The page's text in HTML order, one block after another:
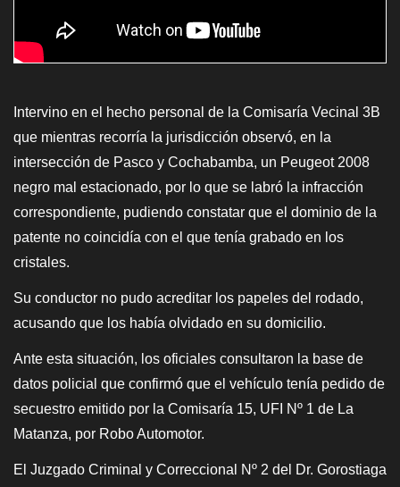
Intervino en el hecho personal de la Comisaría Vecinal 3B
que mientras recorría la jurisdicción observó, en la
intersección de Pasco y Cochabamba, un Peugeot 2008
negro mal estacionado, por lo que se labró la infracción
correspondiente, pudiendo constatar que el dominio de la
patente no coincidía con el que tenía grabado en los
cristales.
Su conductor no pudo acreditar los papeles del rodado,
acusando que los había olvidado en su domicilio.
Ante esta situación, los oficiales consultaron la base de
datos policial que confirmó que el vehículo tenía pedido de
secuestro emitido por la Comisaría 15, UFI Nº 1 de La
Matanza, por Robo Automotor.
El Juzgado Criminal y Correccional Nº 2 del Dr. Gorostiaga